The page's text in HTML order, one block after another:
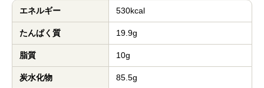
エネルギー 530kcal
たんぱく質 19.9g
脂質 10g
炭水化物 85.5g